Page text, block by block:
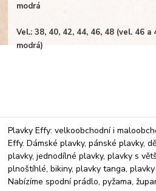
modrá
Vel.: 38, 40, 42, 44, 46, 48 (vel. 46
modrá)
Plavky Effy: velkoobchodní i
Effy. Dámské plavky, pánské plavky,
plavky, jednodílné plavky, plavky s
plnoštíhlé, bikiny, plavky tanga,
Nabízíme spodní prádlo, pyžama,